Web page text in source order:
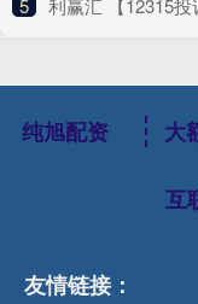
5 利赢汇 【12315投诉公示
纯旭配资 大
互
友情链接：